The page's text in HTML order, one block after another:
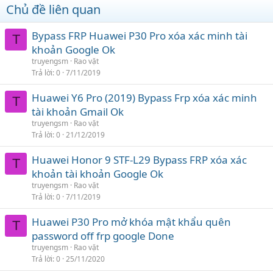
Chủ đề liên quan
T
Bypass FRP Huawei P30 Pro xóa xác minh tài
khoản Google Ok
truyengsm Rao vặt
Trả lời 0 7/11/2019
T
Huawei Y6 Pro (2019) Bypass Frp xóa xác minh
tài khoản Gmail Ok
truyengsm Rao vặt
Trả lời 0 21/12/2019
T
Huawei Honor 9 STF-L29 Bypass FRP xóa xác
khoản tài khoản Google Ok
truyengsm Rao vặt
Trả lời 0 7/11/2019
T
Huawei P30 Pro mở khóa mật khẩu quên
password off frp google Done
truyengsm Rao vặt
Trả lời 0 25/11/2020